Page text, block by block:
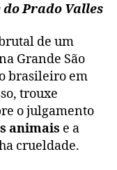
do Prado Valles
de um
Grande São
brasileiro em
trouxe
o julgamento
animais e a
crueldade.